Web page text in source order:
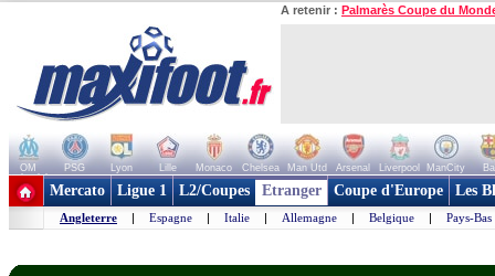
A retenir : Palmarès Coupe du
OM PSG Lyon Lille Monaco Chelsea Man Utd Arsenal Liverpool ManCity
+ de clubs
Mercato Ligue 1 L2/Coupes Etranger Coupe d'Europe Les
Angleterre | Espagne | Italie | Allemagne | Belgique | Pays-Bas